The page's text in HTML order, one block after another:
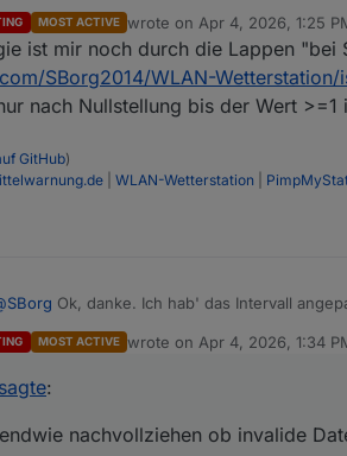
MOST ACTIVE wrote on Apr 4, 2026, 1:25
last edited by
ist mir noch durch die Lappen
SBorg2014/WLAN-Wetterstation/
nach Nullstellung bis der Wert
GitHub)
WLAN-Wetterstation
SBorg Ok, danke. Ich hab' das Intervall
MOST ACTIVE wrote on Apr 4, 2026, 1:34
last edited by
sagte:
nachvollziehen ob invalide